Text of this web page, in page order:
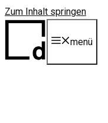
Zum Inhalt springen
menü